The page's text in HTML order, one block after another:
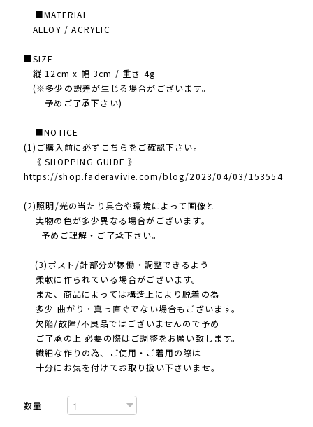
■MATERIAL
ALLOY / ACRYLIC
■SIZE
縦 12cm x 幅 3cm / 重さ 4g
(※多少の誤差が生じる場合がございます。
予めご了承下さい)
■NOTICE
(1)ご購入前に必ずこちらをご確認下さい。
《 SHOPPING GUIDE 》
https://shop.faderavivie.com/blog/2023/04/03/153554
(2)照明/光の当たり具合や環境によって画像と
実物の色が多少異なる場合がございます。
予めご理解・ご了承下さい。
(3)ポスト/針部分が稼働・調整できるよう
柔軟に作られている場合がございます。
また、商品によっては構造上により脱着の為
多少 曲がり・真っ直ぐでない場合もございます。
欠陥/故障/不良品ではございませんので予め
ご了承の上 必要の際はご調整をお願い致します。
繊細な作りの為、ご使用・ご着用の際は
十分にお気を付けてお取り扱い下さいませ。
数量